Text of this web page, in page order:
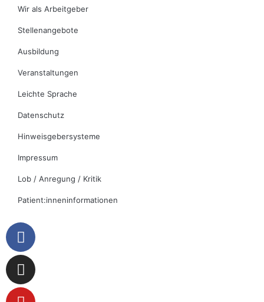
Wir als Arbeitgeber
Stellenangebote
Ausbildung
Veranstaltungen
Leichte Sprache
Datenschutz
Hinweisgebersysteme
Impressum
Lob / Anregung / Kritik
Patient:inneninformationen